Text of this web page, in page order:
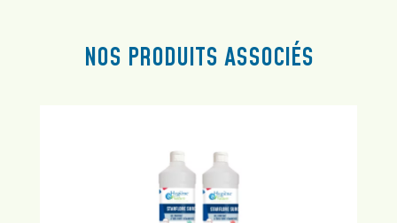
NOS PRODUITS ASSOCIÉS